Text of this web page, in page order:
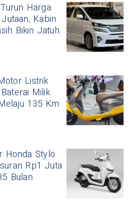
Harga
Kabin
Bikin Jatuh
Listrik
Milik
135 Km
Honda Stylo
Rp1 Juta
Bulan